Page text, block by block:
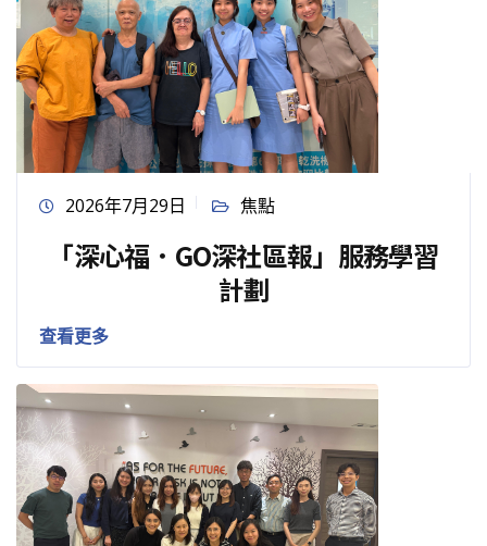
2026年7月29日 焦點
「深心福．GO深社區報」服務學習
計劃
查看更多